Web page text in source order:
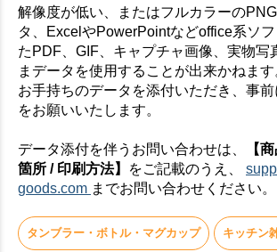
解像度が低い、またはフルカラーの
タ、ExcelやPowerPointなどoffice系ソ
たPDF、GIF、キャプチャ画像、実物写
まデータを使用することが出来かねます
お手持ちのデータを添付いただき、事
をお願いいたします。
データ添付を伴うお問い合わせは、
【
箇所 / 印刷方法】
をご記載のうえ、
goods.com までお問い合わせください。
タンブラー・ボトル・マグカップ キッチン